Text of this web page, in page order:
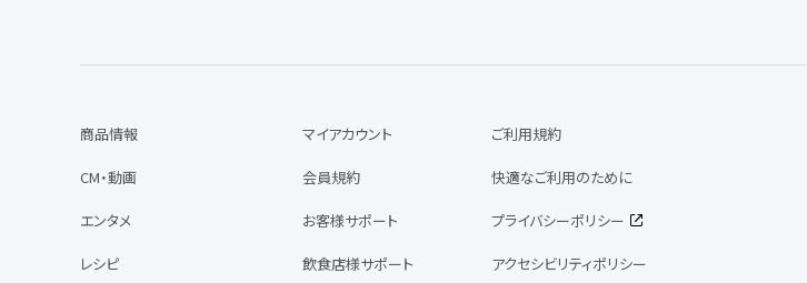
商品情報
CM・動画
エンタメ
レシピ
マイアカウント
会員規約
お客様サポート
飲食店様サポート
ご利用規約
快適なご利用のために
プライバシーポリシー
アクセシビリティポリシー